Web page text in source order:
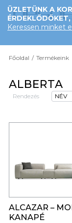
ÜZLETÜNK A
Keressen minket
Főoldal / Termékeink
ALBERTA
Rendezés NÉV
ALCAZAR –
KANAPÉ